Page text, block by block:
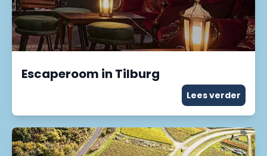
Escaperoom in Tilburg
Lees verder